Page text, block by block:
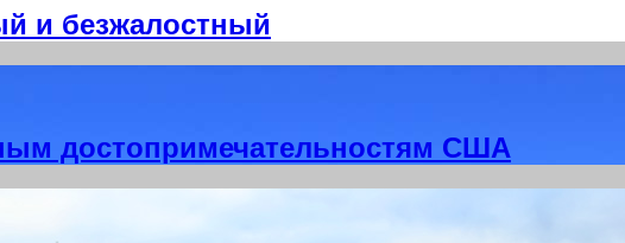
и безжалостный
достопримечательностям США